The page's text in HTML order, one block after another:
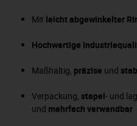
Mit leicht abgewinkelter
Hochwertige
Maßhaltig, präzise und
Verpackung, stapel- und
und mehrfach verwendbar